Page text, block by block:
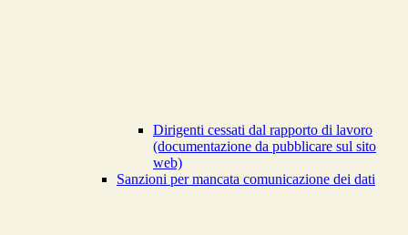
Dirigenti cessati dal rapporto di lavoro
(documentazione da pubblicare sul sito
web)
Sanzioni per mancata comunicazione dei dati